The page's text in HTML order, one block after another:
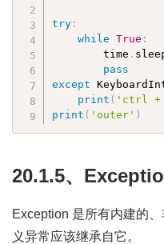
try :
while
True :
        time
.
pass
except
print ( 'ctrl +
print ( 'outer' )
20.1.5、
Exception 是所有内建的
义异常应该继承自它。